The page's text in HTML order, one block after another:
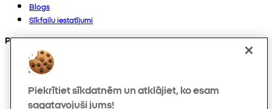
Blogs
Sīkfailu iestatījumi
Preces
Kolekcijas
Zīdaiņiem
Bērniem
Mājoklim
Piekrītiet sīkdatnēm un atklājiet, ko esam
sagatavojuši jums!